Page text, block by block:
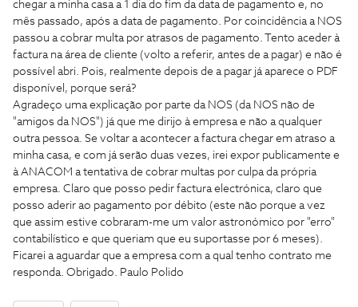
chegar a minha casa a 1 dia do fim da data de pagamento e, no
mês passado, após a data de pagamento. Por coincidência a NOS
passou a cobrar multa por atrasos de pagamento. Tento aceder à
factura na área de cliente (volto a referir, antes de a pagar) e não é
possível abri. Pois, realmente depois de a pagar já aparece o PDF
disponível, porque será?
Agradeço uma explicação por parte da NOS (da NOS não de
"amigos da NOS") já que me dirijo à empresa e não a qualquer
outra pessoa. Se voltar a acontecer a factura chegar em atraso a
minha casa, e com já serão duas vezes, irei expor publicamente e
à ANACOM a tentativa de cobrar multas por culpa da própria
empresa. Claro que posso pedir factura electrónica, claro que
posso aderir ao pagamento por débito (este não porque a vez
que assim estive cobraram-me um valor astronómico por "erro"
contabilístico e que queriam que eu suportasse por 6 meses).
Ficarei a aguardar que a empresa com a qual tenho contrato me
responda. Obrigado. Paulo Polido